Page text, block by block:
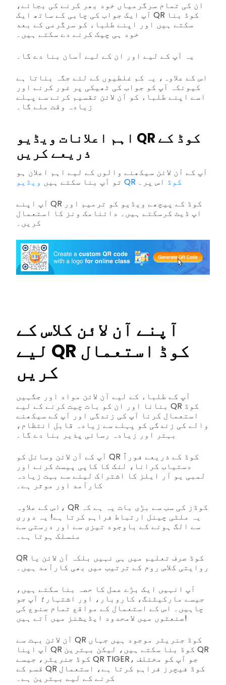
ان کی تمام سرگرمیاں خود بھر کرنے کی بجائے،
آپ ایک جواب کی چابی کے ساتھ ایک QR کوڈ بنا
سکتے ہیں اور اپنے طلباء کو سرگرمی کے بعد
خود ہی چیک کرنے دے سکتے ہیں۔
یہ آپ کے لیے اور ان کے لیے آسان بنا دے گا۔
اس کے علاوہ، یہ کم غلطیوں کے لئے جگہ بناتا ہے
کیونکہ آپ کو جواب کی ٹھیکی پر غور کرنے اور
اسے اپنے طلباء کو آن لائن تقسیم کرنے سے پہلے
زیادہ وقت ملے گا۔
اہم اعلانات ویڈیو QR کوڈ کے
ذریعے کریں
آپ کے آن لائن سیکھنے والوں کے لیے اہم اعلان ہو
تو آپ بنا سکتے ہیں
ویڈیو QR کوڈ اس پر۔
آپ اپنے QR کوڈ کے پیچھے ویڈیو کو ترمیم اور
اپ ڈیٹ کرسکتے ہیں۔ دائنامک ونز کا استعمال
کریں۔
آپنے آن لائن کلاس کے
لیے QR کوڈ استعمال
کریں
آپ کے طلباء کے لیے آن لائن مواد اور جگہیں
بنانا اور ان کو بات چیت کرنے کے لیے QR کوڈ
استعمال کرنا آپ کی زندگی اور آپ کے سیکھنے
والے کی زندگی کو پہلے سے زیادہ قابل انتظام،
بہتر اور زیادہ رسائی پذیر بنا دے گا۔
آپ کے آن لائن وسائل کو QR کوڈ کے ذریعے فوراً
دستیاب کرانا، لنک کا کاپی پیسٹ کرنے اور
لمبی یو آر ایلز کا اشتراک لینے سے بہت زیادہ
کارآمد اور موثر ہے۔
اس کے علاوہ، QR کوڈز کی سب سے بڑی بات یہ ہے کہ
یہ ملٹی چینل ارتباط فراہم کرتا ہے! یہ دوری
سے الگ ہونے کے باوجود تیزی سے اور درستی سے
منسلک ہوتا ہے۔
QR کوڈ صرف تعلیم میں ہی نہیں بلکہ آن لائن یا
روایتی کلاس روم کے ترتیب میں بھی کارآمد ہیں۔
آپ انہیں ایک بڑے عمل کا حصہ بنا سکتے ہیں،
جیسے مارکیٹنگ، کاروبار، اور اشتہار؛ آپ جو
چاہیں۔ اس کے استعمال کے مواقع تمام صنوع کی
صنعتوں میں لامحدود ایڈیشنز میں آتے ہیں!
آن لائن بہت سے QR کوڈ جنریٹر موجود ہیں جہاں
آپ اپنا QR کوڈ بنا سکتے ہیں، لیکن بہترین QR
کوڈ جنریٹر، جیسے QR TIGER، جو آپ کو مختلف
قسم کے QR کوڈ فیچرز فراہم کرتا ہے، استعمال
کرنے کے لیے بہترین ہے۔